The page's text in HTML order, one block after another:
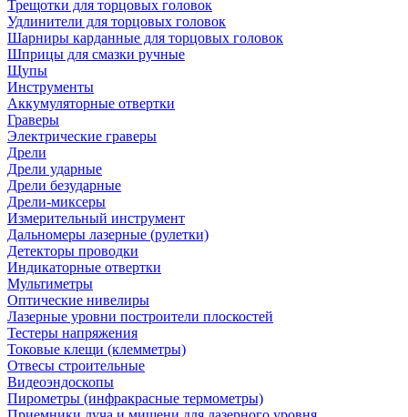
Трещотки для торцовых головок
Удлинители для торцовых головок
Шарниры карданные для торцовых головок
Шприцы для смазки ручные
Щупы
Инструменты
Аккумуляторные отвертки
Граверы
Электрические граверы
Дрели
Дрели ударные
Дрели безударные
Дрели-миксеры
Измерительный инструмент
Дальномеры лазерные (рулетки)
Детекторы проводки
Индикаторные отвертки
Мультиметры
Оптические нивелиры
Лазерные уровни построители плоскостей
Тестеры напряжения
Токовые клещи (клемметры)
Отвесы строительные
Видеоэндоскопы
Пирометры (инфракрасные термометры)